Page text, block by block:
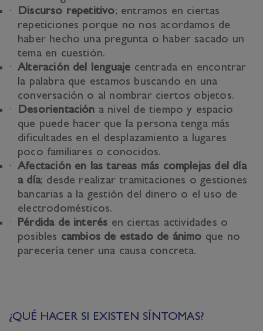
Discurso repetitivo; entramos en ciertas
repeticiones porque no nos acordamos de
haber hecho una pregunta o haber sacado un
tema en cuestión.
Alteración del lenguaje centrada en encontrar
la palabra que estamos buscando en una
conversación o al nombrar ciertos objetos.
Desorientación a nivel de tiempo y espacio
que puede hacer que la persona tenga más
dificultades en el desplazamiento a lugares
poco familiares o conocidos.
Afectación en las tareas más complejas del día
a día; desde realizar tramitaciones o gestiones
bancarias a la gestión del dinero o el uso de
electrodomésticos.
Pérdida de interés en ciertas actividades o
posibles cambios de estado de ánimo que no
parecería tener una causa concreta.
¿QUÉ HACER SI EXISTEN SÍNTOMAS?